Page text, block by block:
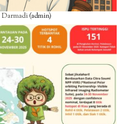
Darmadi(admin)